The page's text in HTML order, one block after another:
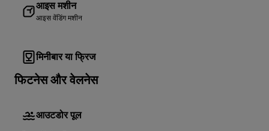
आइस मशीन
आइस वेंडिंग मशीन
मिनीबार या फ्रिज
फिटनेस और वेलनेस
आउटडोर पूल